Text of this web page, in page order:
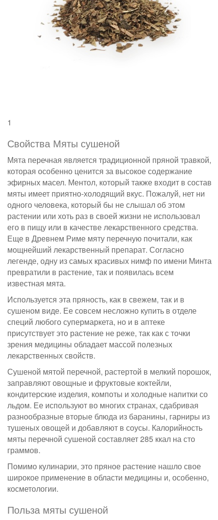
1
Свойства Мяты сушеной
Мята перечная является традиционной пряной травкой,
которая особенно ценится за высокое содержание
эфирных масел. Ментол, который также входит в состав
мяты имеет приятно-холодящий вкус. Пожалуй, нет ни
одного человека, который бы не слышал об этом
растении или хоть раз в своей жизни не использовал
его в пищу или в качестве лекарственного средства.
Еще в Древнем Риме мяту перечную почитали, как
мощнейший лекарственный препарат. Согласно
легенде, одну из самых красивых нимф по имени Минта
превратили в растение, так и появилась всем
известная мята.
Используется эта пряность, как в свежем, так и в
сушеном виде. Ее совсем несложно купить в отделе
специй любого супермаркета, но и в аптеке
присутствует это растение не реже, так как с точки
зрения медицины обладает массой полезных
лекарственных свойств.
Сушеной мятой перечной, растертой в мелкий порошок,
заправляют овощные и фруктовые коктейли,
кондитерские изделия, компоты и холодные напитки со
льдом. Ее используют во многих странах, сдабривая
разнообразные вторые блюда из баранины, гарниры из
тушеных овощей и добавляют в соусы. Калорийность
мяты перечной сушеной составляет 285 ккал на сто
граммов.
Помимо кулинарии, это пряное растение нашло свое
широкое применение в области медицины и, особенно,
косметологии.
Польза мяты сушеной